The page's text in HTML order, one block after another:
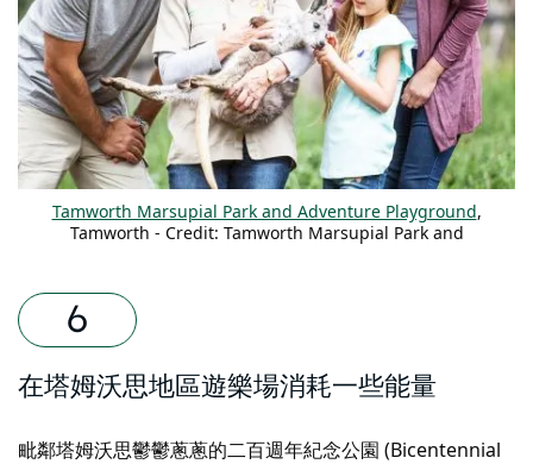
Tamworth Marsupial Park and Adventure Playground,
Tamworth - Credit: Tamworth Marsupial Park and
在塔姆沃思地區遊樂場消耗一些能量
毗鄰塔姆沃思鬱鬱蔥蔥的二百週年紀念公園 (Bicentennial